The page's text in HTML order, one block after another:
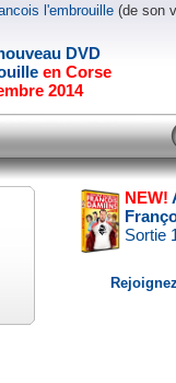
l'embrouille (de son
DVD
en Corse
2014
NEW!
Sortie